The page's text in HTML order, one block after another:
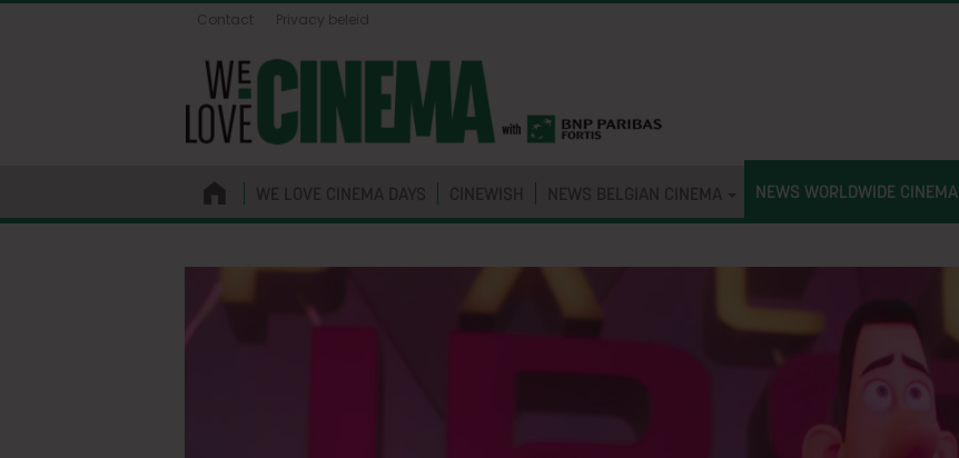
Contact Privacy beleid
WE LOVE CINEMA DAYS CINEWISH NEWS BELGIAN CINEMA NEWS WORLDWIDE CINEMA